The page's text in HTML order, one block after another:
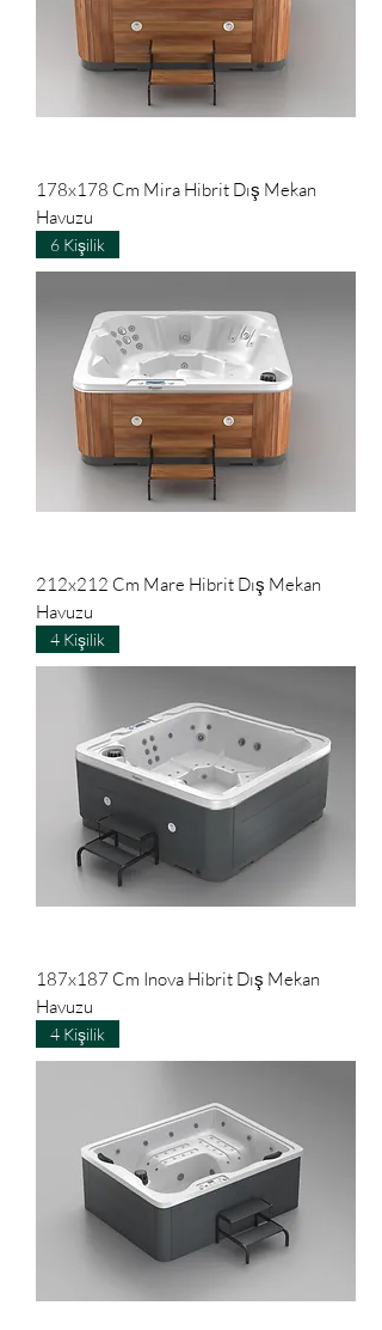
178x178 Cm Mira Hibrit Dış Mekan
Havuzu
6 Kişilik
212x212 Cm Mare Hibrit Dış Mekan
Havuzu
4 Kişilik
187x187 Cm Inova Hibrit Dış Mekan
Havuzu
4 Kişilik